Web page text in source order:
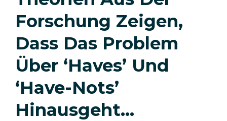
Forschung Zeigen,
Dass Das Problem
Über ‘Haves’ Und
‘Have-Nots’
Hinausgeht…